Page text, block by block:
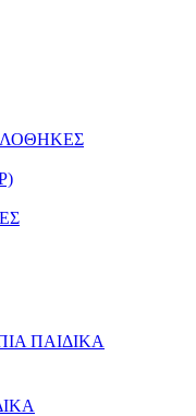
ΠΑΙΔΙΚΑ